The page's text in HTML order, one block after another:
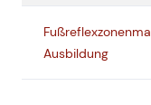
Ausbildung